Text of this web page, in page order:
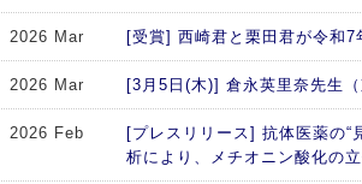
2026 Mar [受賞] 西崎君と栗田君が令和7
2026 Mar [3月5日(木)] 倉永英里奈先生
2026 Feb
[プレスリリース] 抗体医薬の“
析により、メチオニン酸化の